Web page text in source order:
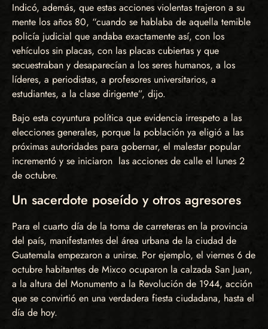
Indicó, además, que estas acciones violentas trajeron a su
mente los años 80, “cuando se hablaba de aquella temible
policía judicial que andaba exactamente así, con los
vehículos sin placas, con las placas cubiertas y que
secuestraban y desaparecían a los seres humanos, a los
líderes, a periodistas, a profesores universitarios, a
estudiantes, a la clase dirigente”, dijo.
Bajo esta coyuntura política que evidencia irrespeto a las
elecciones generales, porque la población ya eligió a las
próximas autoridades para gobernar, el malestar popular
incrementó y se iniciaron las acciones de calle el lunes 2
de octubre.
Un sacerdote poseído y otros agresores
Para el cuarto día de la toma de carreteras en la provincia
del país, manifestantes del área urbana de la ciudad de
Guatemala empezaron a unirse. Por ejemplo, el viernes 6 de
octubre habitantes de Mixco ocuparon la calzada San Juan,
a la altura del Monumento a la Revolución de 1944, acción
que se convirtió en una verdadera fiesta ciudadana, hasta el
día de hoy.